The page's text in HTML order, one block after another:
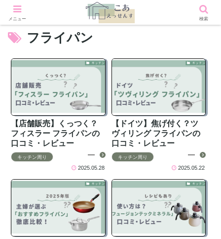
フライパン
【店舗販売】くっつく？
フィスラー フライパンの
口コミ・レビュー
キッチン周り
2025.05.28
【ドイツ】焦げ付く？ツ
ヴィリング フライパンの
口コミ・レビュー
キッチン周り
2025.05.22
メニュー 検索